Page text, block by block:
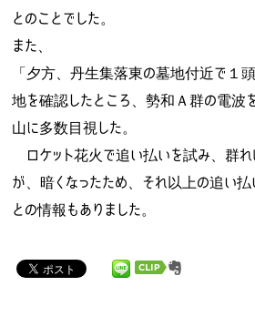
とのことでした。
また、
「夕方、丹生集落東の墓地付近で１
地を確認したところ、勢和Ａ群の電波
山に多数目視した。
ロケット花火で追い払いを試み、群
が、暗くなったため、それ以上の追い払
との情報もありました。